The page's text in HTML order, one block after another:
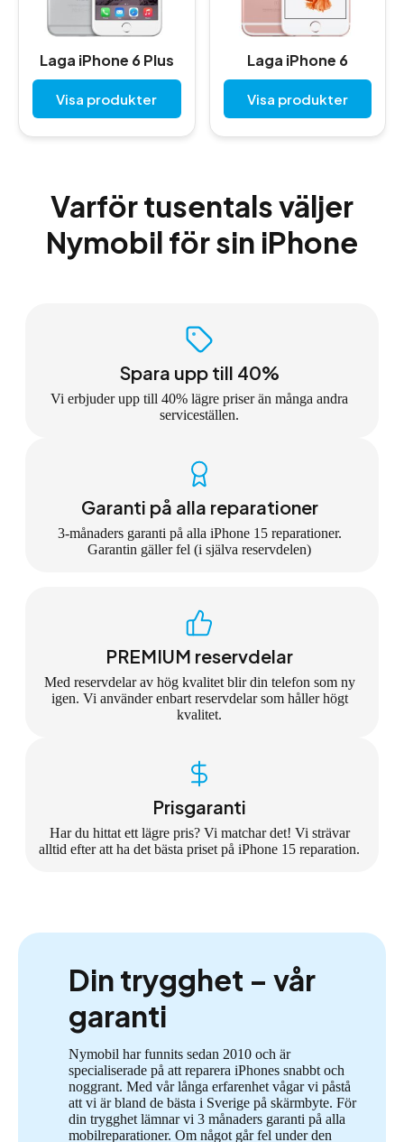
Laga iPhone 6 Plus
Visa produkter
Laga iPhone 6
Visa produkter
Varför tusentals väljer
Nymobil för sin iPhone
Spara upp till 40%
Vi erbjuder upp till 40% lägre priser än många andra
serviceställen.
Garanti på alla reparationer
3-månaders garanti på alla iPhone 15 reparationer.
Garantin gäller fel (i själva reservdelen)
PREMIUM reservdelar
Med reservdelar av hög kvalitet blir din telefon som ny
igen. Vi använder enbart reservdelar som håller högt
kvalitet.
Prisgaranti
Har du hittat ett lägre pris? Vi matchar det! Vi strävar
alltid efter att ha det bästa priset på iPhone 15 reparation.
Din trygghet – vår
garanti
Nymobil har funnits sedan 2010 och är
specialiserade på att reparera iPhones snabbt och
noggrant. Med vår långa erfarenhet vågar vi påstå
att vi är bland de bästa i Sverige på skärmbyte. För
din trygghet lämnar vi 3 månaders garanti på alla
mobilreparationer. Om något går fel under den